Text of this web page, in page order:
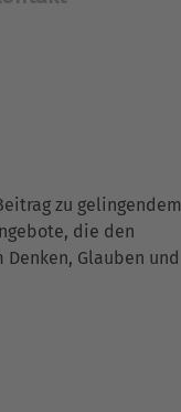
zu gelingendem
die den
Glauben und